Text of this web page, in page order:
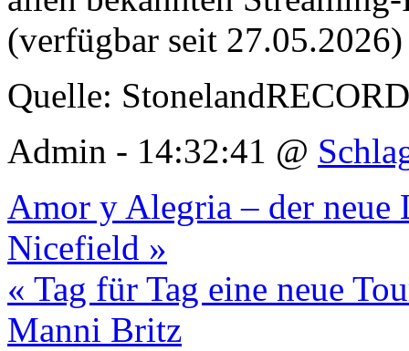
(verfügbar seit
Quelle:
Admin - 14:32:41 @
Amor y Alegria – der
Nicefield »
« Tag für Tag eine neue
Manni Britz